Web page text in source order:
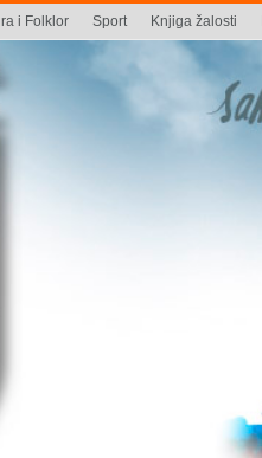
i Folklor Sport Knjiga žalosti